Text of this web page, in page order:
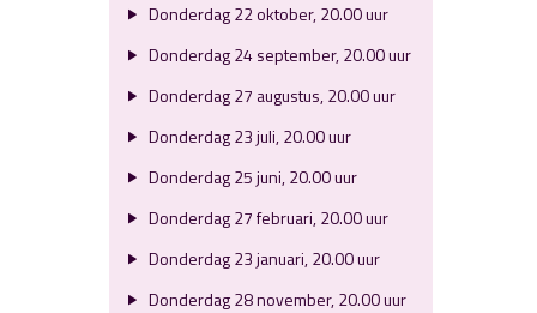
Donderdag 22 oktober, 20.00 uur
Donderdag 24 september, 20.00 uur
Donderdag 27 augustus, 20.00 uur
Donderdag 23 juli, 20.00 uur
Donderdag 25 juni, 20.00 uur
Donderdag 27 februari, 20.00 uur
Donderdag 23 januari, 20.00 uur
Donderdag 28 november, 20.00 uur